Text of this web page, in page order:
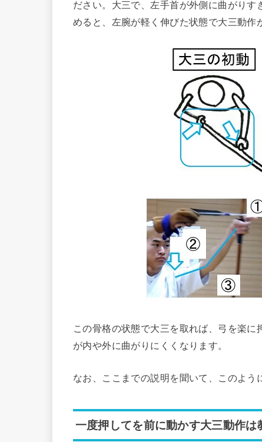
ださい。大三で、左手首が外側に曲がり
めると、左腕が軽く伸びた状態で大三動作
この骨格の状態で大三を取れば、弓を楽
が内や外に曲がりにくくなります。
なお、ここまでの説明を聞いて、このよう
一度押してを前に動かす大三動作